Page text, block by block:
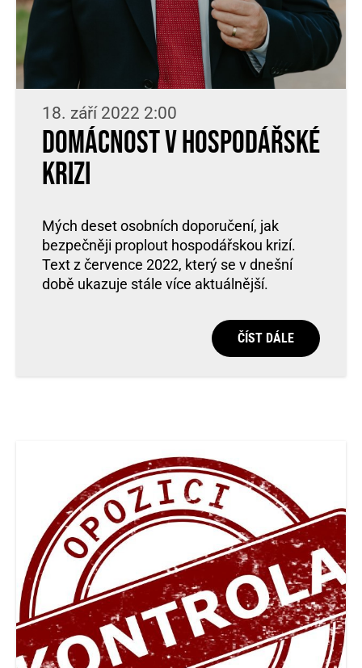
18. září 2022 2:00
Domácnost v hospodářské
krizi
Mých deset osobních doporučení, jak
bezpečněji proplout hospodářskou krizí.
Text z července 2022, který se v dnešní
době ukazuje stále více aktuálnější.
ČÍST DÁLE